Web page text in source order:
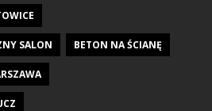
SALON BETON NA ŚCIANĘ